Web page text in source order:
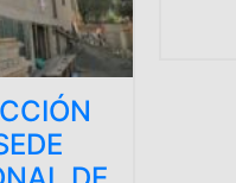
agosto 31, 2020